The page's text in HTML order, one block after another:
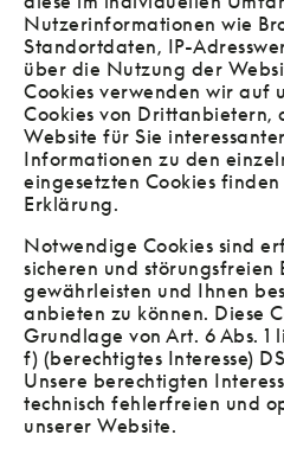
Nutzerinformationen wie
Standortdaten, IP-
über die Nutzung der
Cookies verwenden wir auf
Cookies von Drittanbietern,
Website für Sie
Informationen zu den
eingesetzten Cookies
Erklärung.
Notwendige Cookies sind
sicheren und störungsfreien
gewährleisten und Ihnen
anbieten zu können. Diese
Grundlage von Art. 6 Abs. 1
f) (berechtigtes Interesse)
Unsere berechtigten
technisch fehlerfreien und
unserer Website.